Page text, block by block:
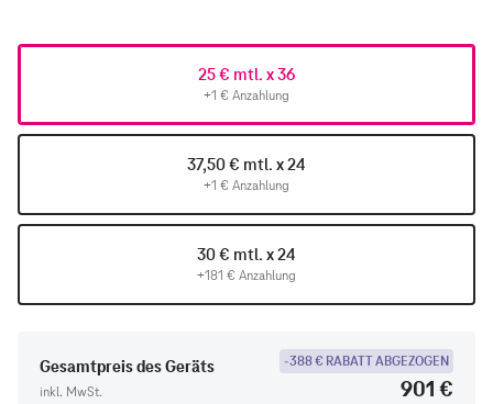
25 € mtl. x 36
+1 € Anzahlung
37,50 € mtl. x 24
+1 € Anzahlung
30 € mtl. x 24
+181 € Anzahlung
Gesamtpreis des Geräts
inkl. MwSt.
-388 € RABATT ABGEZOGEN
901 €